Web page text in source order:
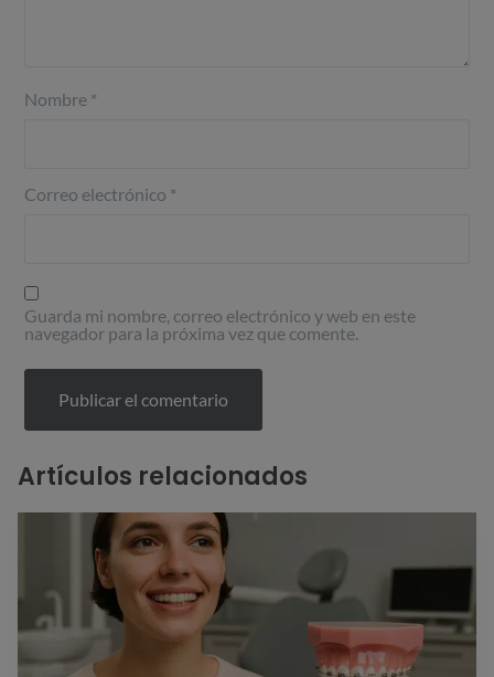
Nombre *
Correo electrónico *
Guarda mi nombre, correo electrónico y web en este
navegador para la próxima vez que comente.
Artículos relacionados